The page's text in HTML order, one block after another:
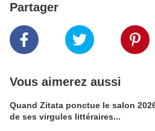
Partager
Vous aimerez aussi
Quand Zitata ponctue le salon
de ses virgules littéraires...